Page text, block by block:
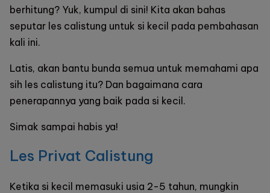
berhitung? Yuk, kumpul di sini! Kita akan bahas
seputar les calistung untuk si kecil pada pembahasan
kali ini.
Latis, akan bantu bunda semua untuk memahami apa
sih les calistung itu? Dan bagaimana cara
penerapannya yang baik pada si kecil.
Simak sampai habis ya!
Les Privat Calistung
Ketika si kecil memasuki usia 2-5 tahun, mungkin